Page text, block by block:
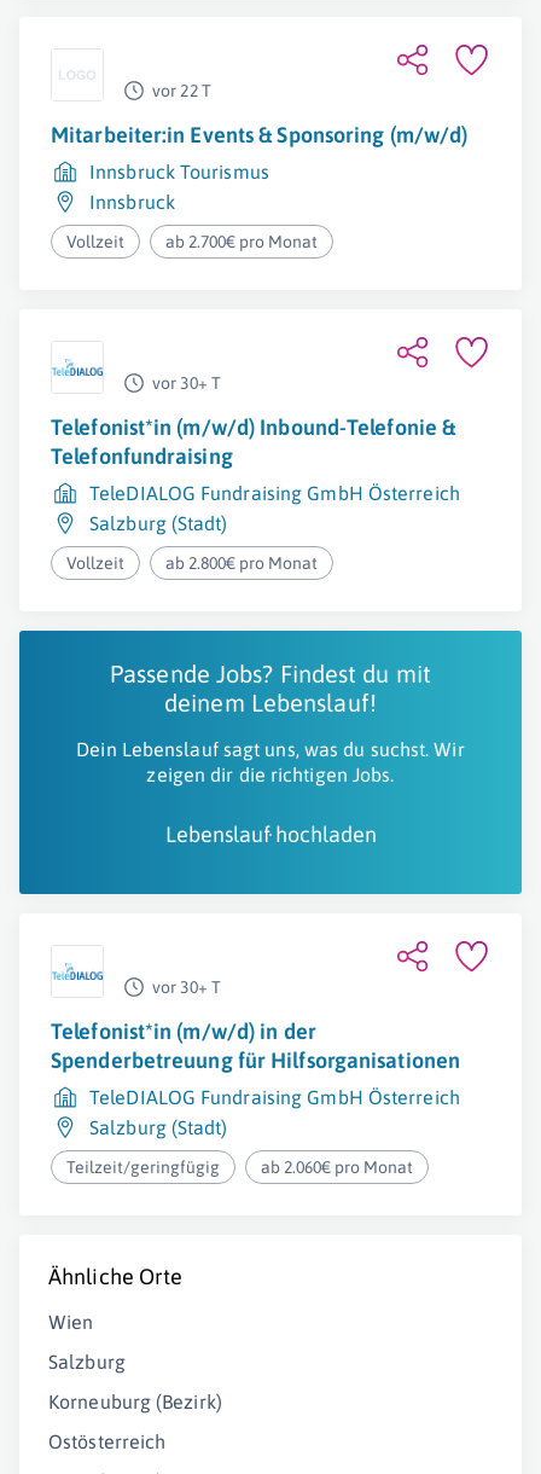
vor 22 T
Mitarbeiter:in Events & Sponsoring (m/w/d)
Innsbruck Tourismus
Innsbruck
Vollzeit ab 2.700€ pro Monat
vor 30+ T
Telefonist*in (m/w/d) Inbound-Telefonie &
Telefonfundraising
TeleDIALOG Fundraising GmbH Österreich
Salzburg (Stadt)
Vollzeit ab 2.800€ pro Monat
Passende Jobs? Findest du mit
deinem Lebenslauf!
Dein Lebenslauf sagt uns, was du suchst. Wir
zeigen dir die richtigen Jobs.
Lebenslauf hochladen
vor 30+ T
Telefonist*in (m/w/d) in der
Spenderbetreuung für Hilfsorganisationen
TeleDIALOG Fundraising GmbH Österreich
Salzburg (Stadt)
Teilzeit/geringfügig ab 2.060€ pro Monat
Ähnliche Orte
Wien
Salzburg
Korneuburg (Bezirk)
Ostösterreich